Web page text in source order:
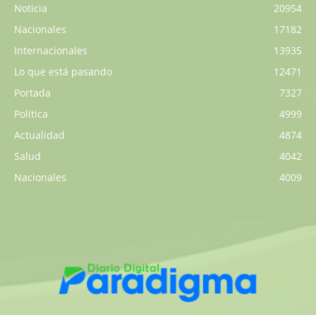
Noticia
20954
Nacionales
17182
Internacionales
13935
Lo que está pasando
12471
Portada
7327
Política
4999
Actualidad
4874
Salud
4042
Nacionales
4009